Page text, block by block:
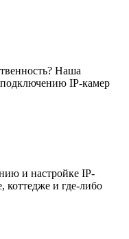
Наша
подключению IP-камер
и настройке IP-
коттедже и где-либо